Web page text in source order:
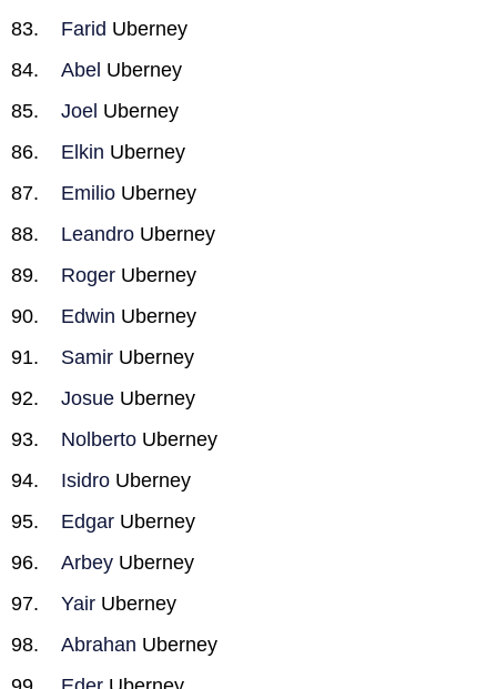
Farid Uberney
Abel Uberney
Joel Uberney
Elkin Uberney
Emilio Uberney
Leandro Uberney
Roger Uberney
Edwin Uberney
Samir Uberney
Josue Uberney
Nolberto Uberney
Isidro Uberney
Edgar Uberney
Arbey Uberney
Yair Uberney
Abrahan Uberney